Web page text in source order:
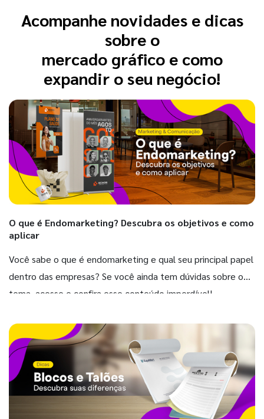
Acompanhe novidades e dicas
sobre o
mercado gráfico e como
expandir o seu negócio!
O que é Endomarketing? Descubra os objetivos e como
aplicar
Você sabe o que é endomarketing e qual seu principal papel
dentro das empresas? Se você ainda tem dúvidas sobre o
tema, acesse e confira esse conteúdo imperdível!